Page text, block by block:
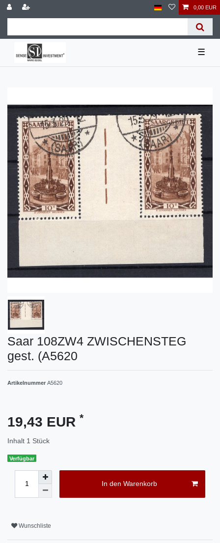
0,00 EUR
☰
Saar 108ZW4 ZWISCHENSTEG
gest. (A5620
Artikelnummer A5620
19,43 EUR *
Inhalt 1 Stück
Verfügbar
In den Warenkorb
Wunschliste